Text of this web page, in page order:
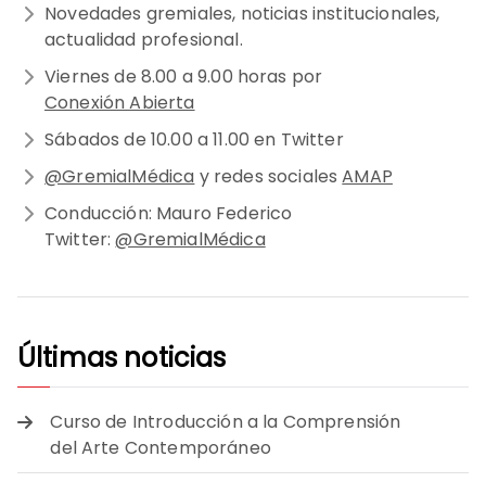
Novedades gremiales, noticias institucionales,
actualidad profesional.
Viernes de 8.00 a 9.00 horas por
Conexión Abierta
Sábados de 10.00 a 11.00 en Twitter
@GremialMédica y redes socialesAMAP
Conducción: Mauro Federico
Twitter:@GremialMédica
Últimas noticias
Curso de Introducción a la Comprensión
del Arte Contemporáneo